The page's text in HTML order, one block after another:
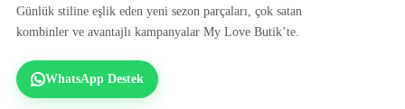
Günlük stiline eşlik eden yeni sezon parçaları, çok satan
kombinler ve avantajlı kampanyalar My Love Butik’te.
WhatsApp Destek